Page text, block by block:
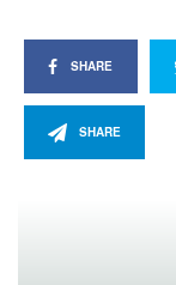
SHARE
SHARE